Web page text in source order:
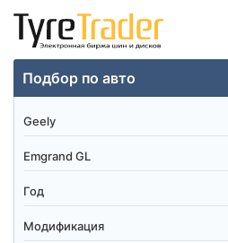
Подбор по авто